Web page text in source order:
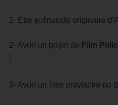
1- Etre scénariste originaire
2- Avoir un projet de Film
;
3- Avoir un Titre provisoire ou